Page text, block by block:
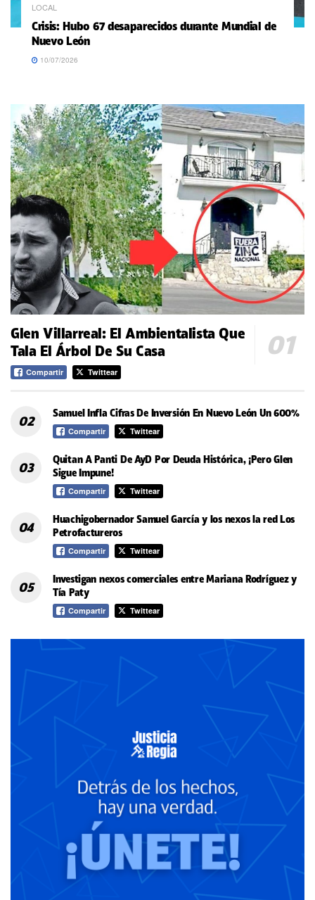
LOCAL
Crisis: Hubo 67 desaparecidos durante Mundial de
Nuevo León
10/07/2026
Glen Villarreal: El Ambientalista Que
Tala El Árbol De Su Casa
Compartir Twittear
Samuel Infla Cifras De Inversión En Nuevo León Un 600%
Compartir Twittear
Quitan A Panti De AyD Por Deuda Histórica, ¡Pero Glen
Sigue Impune!
Compartir Twittear
Huachigobernador Samuel García y los nexos la red Los
Petrofactureros
Compartir Twittear
Investigan nexos comerciales entre Mariana Rodríguez y
Tía Paty
Compartir Twittear